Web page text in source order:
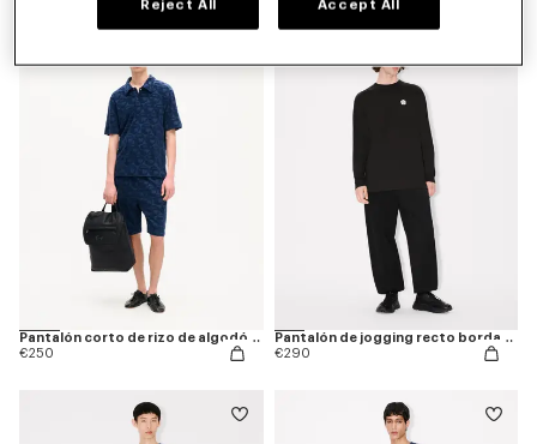
Pantalón corto de rizo de algodón 'KENZO Apple Pop'
€250
Pantalón de jogging recto bordado 'Boke Flower 2.0' de algodón
€290
Reject All Accept All